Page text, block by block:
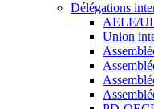
Délégations
AELE/
Union